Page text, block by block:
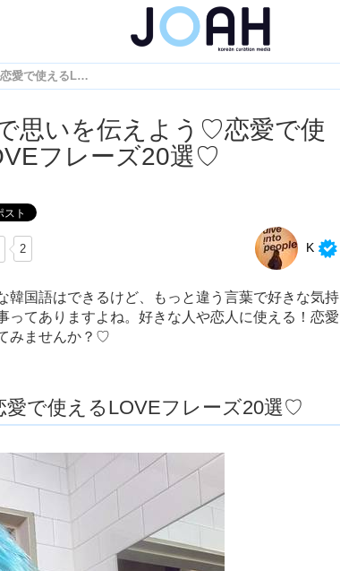
韓国語で思いを伝えよう♡恋愛で使えるLOVEフレーズ20選♡
思いを伝えよう♡恋愛で使
フレーズ20選♡
2 K
韓国語はできるけど、もっと違う言葉で好きな気持
てありますよね。好きな人や恋人に使える！恋愛
みませんか？♡
で使えるLOVEフレーズ20選♡